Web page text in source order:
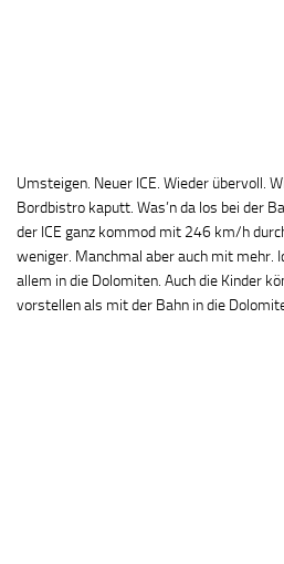
Umsteigen. Neuer ICE. Wieder übervoll.
Bordbistro kaputt. Was’n da los bei der
der ICE ganz kommod mit 246 km/h
weniger. Manchmal aber auch mit mehr.
allem in die Dolomiten. Auch die Kinder
vorstellen als mit der Bahn in die